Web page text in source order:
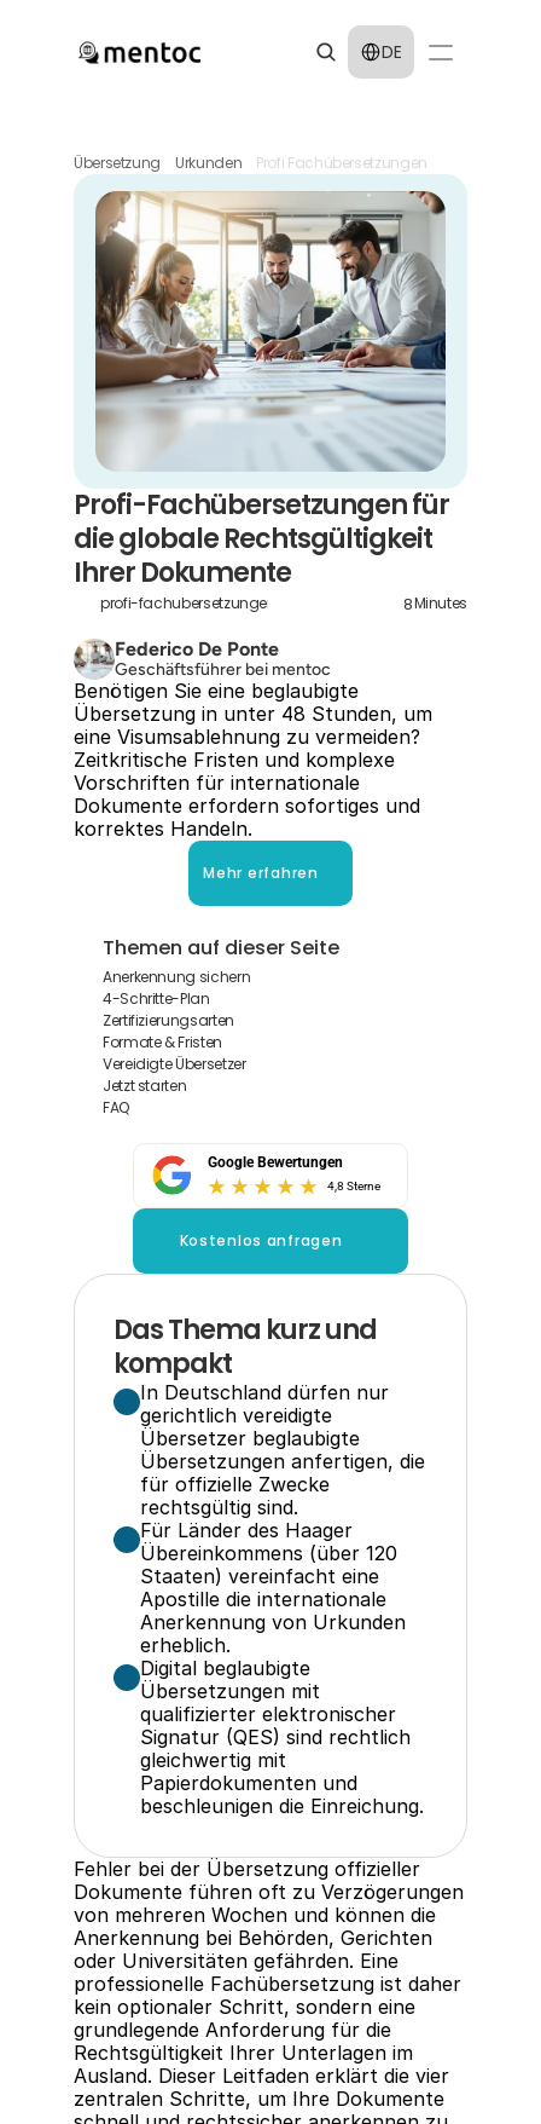
Select Language
DE
Übersetzung Urkunden Profi Fachübersetzungen
Profi-Fachübersetzungen für
die globale Rechtsgültigkeit
Ihrer Dokumente
profi-fachubersetzungen 8Minutes
Federico De Ponte
Geschäftsführer bei mentoc
Benötigen Sie eine beglaubigte
Übersetzung in unter 48 Stunden, um
eine Visumsablehnung zu vermeiden?
Zeitkritische Fristen und komplexe
Vorschriften für internationale
Dokumente erfordern sofortiges und
korrektes Handeln.
Mehr erfahren
Themen auf dieser Seite
Anerkennung sichern
4-Schritte-Plan
Zertifizierungsarten
Formate & Fristen
Vereidigte Übersetzer
Jetzt starten
FAQ
Google Bewertungen
4,8 Sterne
Kostenlos anfragen
Das Thema kurz und
kompakt
In Deutschland dürfen nur
gerichtlich vereidigte
Übersetzer beglaubigte
Übersetzungen anfertigen, die
für offizielle Zwecke
rechtsgültig sind.
Für Länder des Haager
Übereinkommens (über 120
Staaten) vereinfacht eine
Apostille die internationale
Anerkennung von Urkunden
erheblich.
Digital beglaubigte
Übersetzungen mit
qualifizierter elektronischer
Signatur (QES) sind rechtlich
gleichwertig mit
Papierdokumenten und
beschleunigen die Einreichung.
Fehler bei der Übersetzung offizieller
Dokumente führen oft zu Verzögerungen
von mehreren Wochen und können die
Anerkennung bei Behörden, Gerichten
oder Universitäten gefährden. Eine
professionelle Fachübersetzung ist daher
kein optionaler Schritt, sondern eine
grundlegende Anforderung für die
Rechtsgültigkeit Ihrer Unterlagen im
Ausland. Dieser Leitfaden erklärt die vier
zentralen Schritte, um Ihre Dokumente